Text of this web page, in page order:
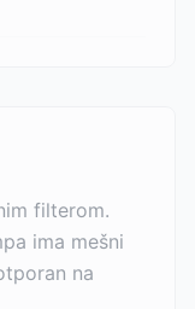
filterom.
ima mešni
na